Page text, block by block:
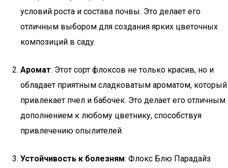
условий роста и состава почвы. Это делает его
отличным выбором для создания ярких цветочных
композиций в саду.
Аромат: Этот сорт флоксов не только красив, но и
обладает приятным сладковатым ароматом, который
привлекает пчел и бабочек. Это делает его отличным
дополнением к любому цветнику, способствуя
привлечению опылителей.
Устойчивость к болезням: Флокс Блю Парадайз